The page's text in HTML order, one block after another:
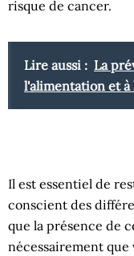
risque de cancer.
Lire aussi : La
l'alimentation et
Il est essentiel de
conscient des
que la présence de
nécessairement que